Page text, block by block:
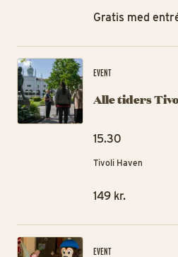
Gratis med
EVENT
Alle tiders
15.30
Tivoli Haven
149 kr.
EVENT